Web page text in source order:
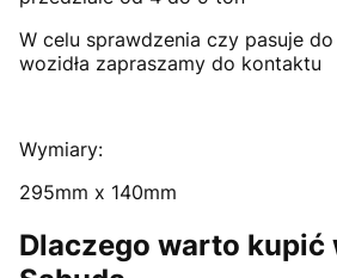
W celu sprawdzenia czy pasuje
wozidła zapraszamy do kontaktu
Wymiary:
295mm x 140mm
Dlaczego warto kupić